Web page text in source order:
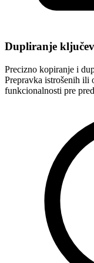
Dupliranje
Precizno kopiranje i
Prepravka istrošenih ili
funkcionalnosti pre